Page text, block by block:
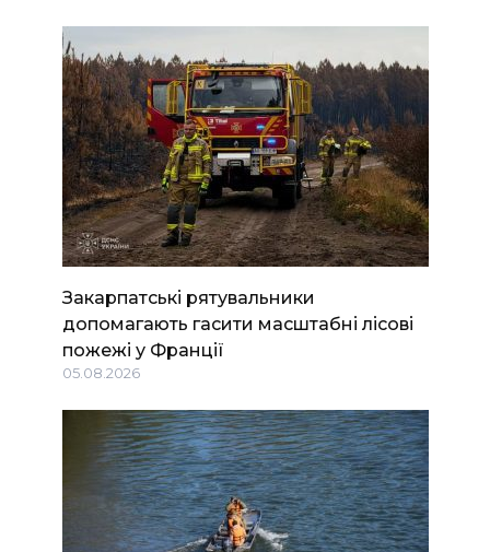
Закарпатські рятувальники
допомагають гасити масштабні лісові
пожежі у Франції
05.08.2026